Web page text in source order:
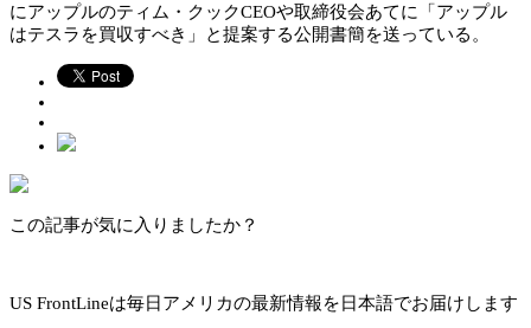
にアップルのティム・クックCEOや取締役会あてに「アップル
はテスラを買収すべき」と提案する公開書簡を送っている。
この記事が気に入りましたか？
US FrontLineは毎日アメリカの最新情報を日本語でお届けします